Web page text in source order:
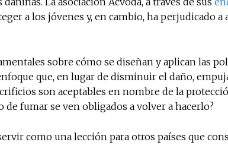
a los jóvenes y, en cambio, ha perjudicado
sobre cómo se diseñan y aplican las
que, en lugar de disminuir el daño,
son aceptables en nombre de la
de fumar se ven obligados a volver a hacerlo?
como una lección para otros países que